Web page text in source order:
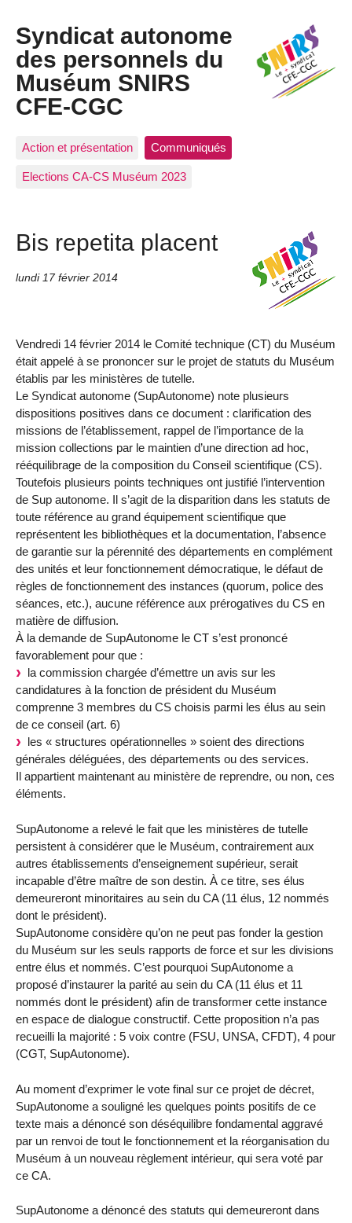
Syndicat autonome
des personnels du
Muséum SNIRS
CFE-CGC
Action et présentation Communiqués
Elections CA-CS Muséum 2023
Bis repetita placent
lundi 17 février 2014
Vendredi 14 février 2014 le Comité technique (CT) du Muséum
était appelé à se prononcer sur le projet de statuts du Muséum
établis par les ministères de tutelle.
Le Syndicat autonome (SupAutonome) note plusieurs
dispositions positives dans ce document : clarification des
missions de l’établissement, rappel de l’importance de la
mission collections par le maintien d’une direction ad hoc,
rééquilibrage de la composition du Conseil scientifique (CS).
Toutefois plusieurs points techniques ont justifié l’intervention
de Sup autonome. Il s’agit de la disparition dans les statuts de
toute référence au grand équipement scientifique que
représentent les bibliothèques et la documentation, l’absence
de garantie sur la pérennité des départements en complément
des unités et leur fonctionnement démocratique, le défaut de
règles de fonctionnement des instances (quorum, police des
séances, etc.), aucune référence aux prérogatives du CS en
matière de diffusion.
À la demande de SupAutonome le CT s’est prononcé
favorablement pour que :
la commission chargée d’émettre un avis sur les
candidatures à la fonction de président du Muséum
comprenne 3 membres du CS choisis parmi les élus au sein
de ce conseil (art. 6)
les « structures opérationnelles » soient des directions
générales déléguées, des départements ou des services.
Il appartient maintenant au ministère de reprendre, ou non, ces
éléments.
SupAutonome a relevé le fait que les ministères de tutelle
persistent à considérer que le Muséum, contrairement aux
autres établissements d’enseignement supérieur, serait
incapable d’être maître de son destin. À ce titre, ses élus
demeureront minoritaires au sein du CA (11 élus, 12 nommés
dont le président).
SupAutonome considère qu’on ne peut pas fonder la gestion
du Muséum sur les seuls rapports de force et sur les divisions
entre élus et nommés. C’est pourquoi SupAutonome a
proposé d’instaurer la parité au sein du CA (11 élus et 11
nommés dont le président) afin de transformer cette instance
en espace de dialogue constructif. Cette proposition n’a pas
recueilli la majorité : 5 voix contre (FSU, UNSA, CFDT), 4 pour
(CGT, SupAutonome).
Au moment d’exprimer le vote final sur ce projet de décret,
SupAutonome a souligné les quelques points positifs de ce
texte mais a dénoncé son déséquilibre fondamental aggravé
par un renvoi de tout le fonctionnement et la réorganisation du
Muséum à un nouveau règlement intérieur, qui sera voté par
ce CA.
SupAutonome a dénoncé des statuts qui demeureront dans